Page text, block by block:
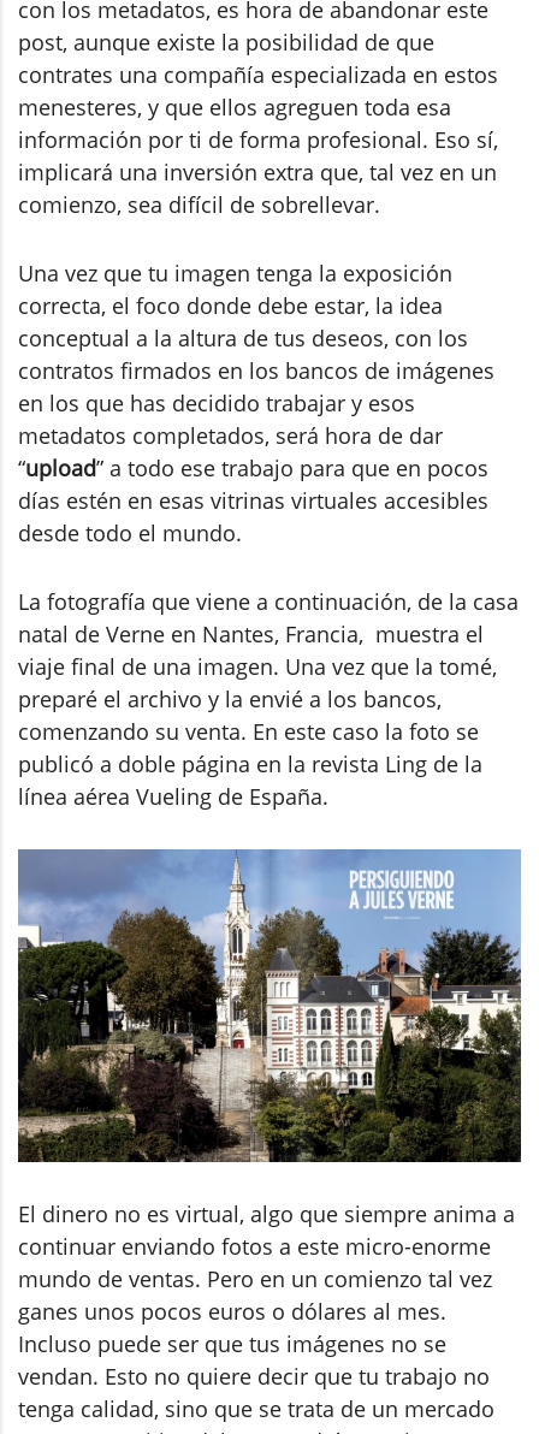
con los metadatos, es hora de abandonar este
post, aunque existe la posibilidad de que
contrates una compañía especializada en estos
menesteres, y que ellos agreguen toda esa
información por ti de forma profesional. Eso sí,
implicará una inversión extra que, tal vez en un
comienzo, sea difícil de sobrellevar.
Una vez que tu imagen tenga la exposición
correcta, el foco donde debe estar, la idea
conceptual a la altura de tus deseos, con los
contratos firmados en los bancos de imágenes
en los que has decidido trabajar y esos
metadatos completados, será hora de dar
“upload” a todo ese trabajo para que en pocos
días estén en esas vitrinas virtuales accesibles
desde todo el mundo.
La fotografía que viene a continuación, de la casa
natal de Verne en Nantes, Francia, muestra el
viaje final de una imagen. Una vez que la tomé,
preparé el archivo y la envié a los bancos,
comenzando su venta. En este caso la foto se
publicó a doble página en la revista Ling de la
línea aérea Vueling de España.
El dinero no es virtual, algo que siempre anima a
continuar enviando fotos a este micro-enorme
mundo de ventas. Pero en un comienzo tal vez
ganes unos pocos euros o dólares al mes.
Incluso puede ser que tus imágenes no se
vendan. Esto no quiere decir que tu trabajo no
tenga calidad, sino que se trata de un mercado